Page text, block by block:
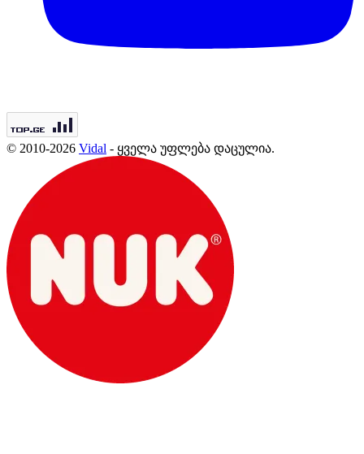
© 2010-2026 Vidal - ყველა უფლება დაცულია.